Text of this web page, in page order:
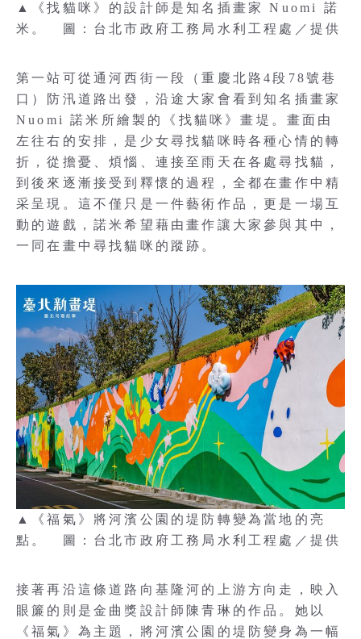
▲《找貓咪》的設計師是知名插畫家 Nuomi 諾
米。 圖：台北市政府工務局水利工程處／提供
第一站可從通河西街一段（重慶北路4段78號巷
口）防汛道路出發，沿途大家會看到知名插畫家
Nuomi 諾米所繪製的《找貓咪》畫堤。畫面由
左往右的安排，是少女尋找貓咪時各種心情的轉
折，從擔憂、煩惱、連接至雨天在各處尋找貓，
到後來逐漸接受到釋懷的過程，全都在畫作中精
采呈現。這不僅只是一件藝術作品，更是一場互
動的遊戲，諾米希望藉由畫作讓大家參與其中，
一同在畫中尋找貓咪的蹤跡。
▲《福氣》將河濱公園的堤防轉變為當地的亮
點。 圖：台北市政府工務局水利工程處／提供
接著再沿這條道路向基隆河的上游方向走，映入
眼簾的則是金曲獎設計師陳青琳的作品。她以
《福氣》為主題，將河濱公園的堤防變身為一幅